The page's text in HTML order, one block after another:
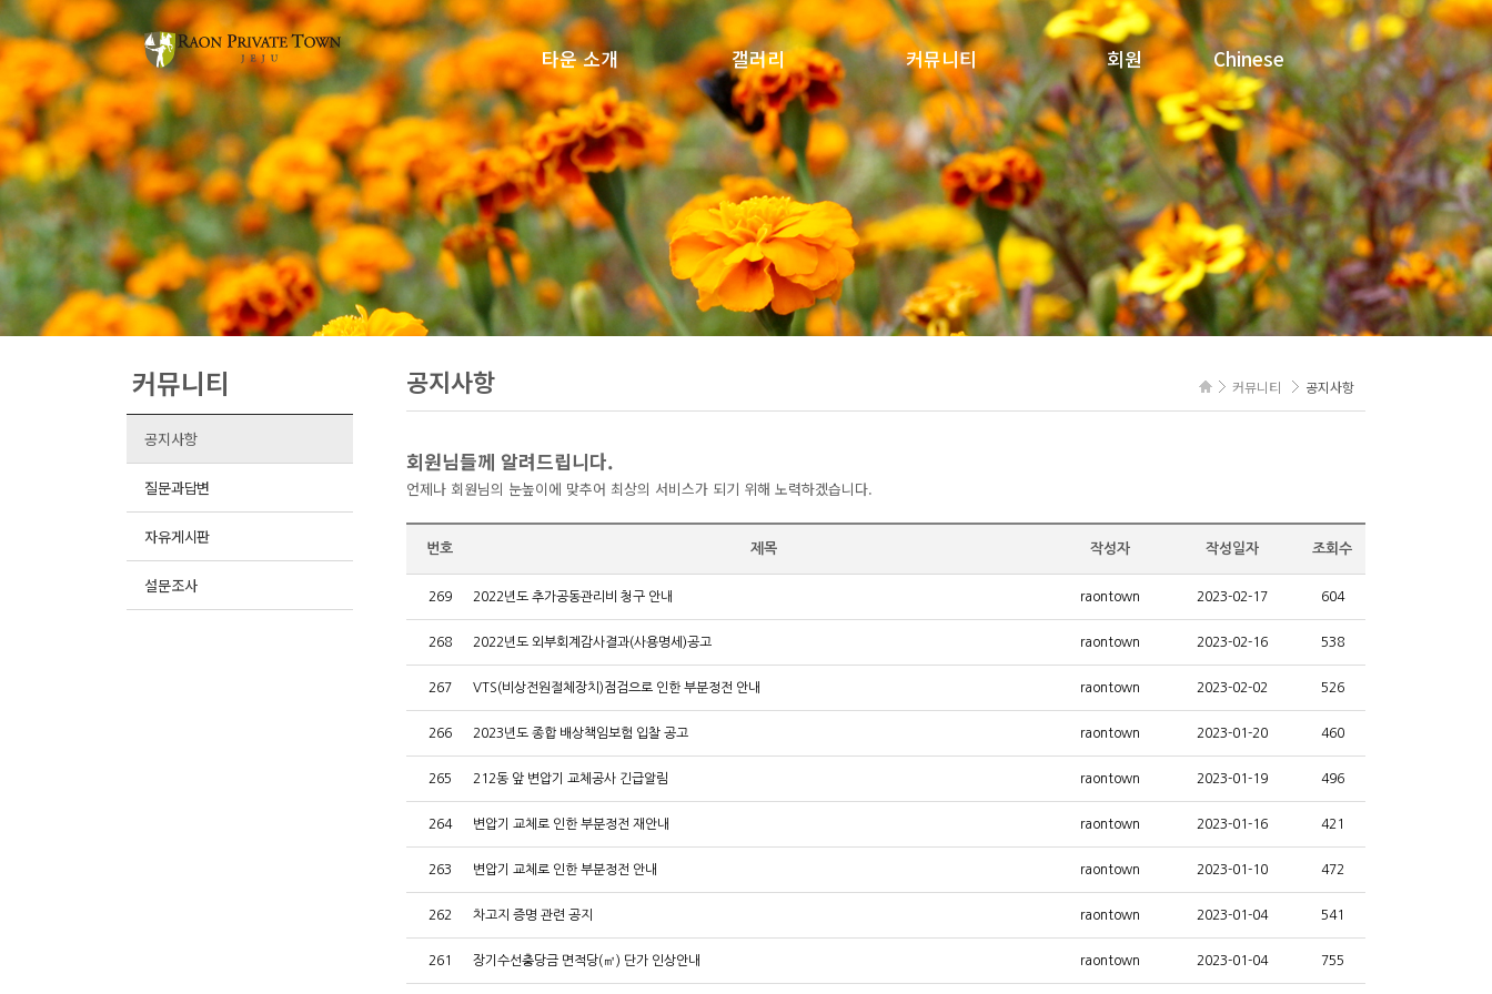
타운 소개
소개
오시는 길
갤러리
갤러리
커뮤니티
공지사항
질문과답변
자유게시판
설문조사
회원
로그인
문의내역
회원정보수정
회원탈퇴
Chinese
커뮤니티
공지사항
질문과답변
자유게시판
설문조사
커뮤니티 공지사항
공지사항
회원님들께 알려드립니다.
언제나 회원님의 눈높이에 맞추어 최상의 서비스가 되기 위해 노력하겠습니다.
번호 제목 작성자 작성일자 조회수
269 2022년도 추가공동관리비 청구 안내 raontown 2023-02-17 604
268 2022년도 외부회계감사결과(사용명세)공고 raontown 2023-02-16 538
267 VTS(비상전원절체장치)점검으로 인한 부분정전 안내 raontown 2023-02-02 526
266 2023년도 종합 배상책임보험 입찰 공고 raontown 2023-01-20 460
265 212동 앞 변압기 교체공사 긴급알림 raontown 2023-01-19 496
264 변압기 교체로 인한 부분정전 재안내 raontown 2023-01-16 421
263 변압기 교체로 인한 부분정전 안내 raontown 2023-01-10 472
262 차고지 증명 관련 공지 raontown 2023-01-04 541
261 장기수선충당금 면적당(㎡) 단가 인상안내 raontown 2023-01-04 755